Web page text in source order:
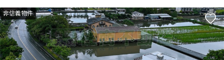
非信義物件